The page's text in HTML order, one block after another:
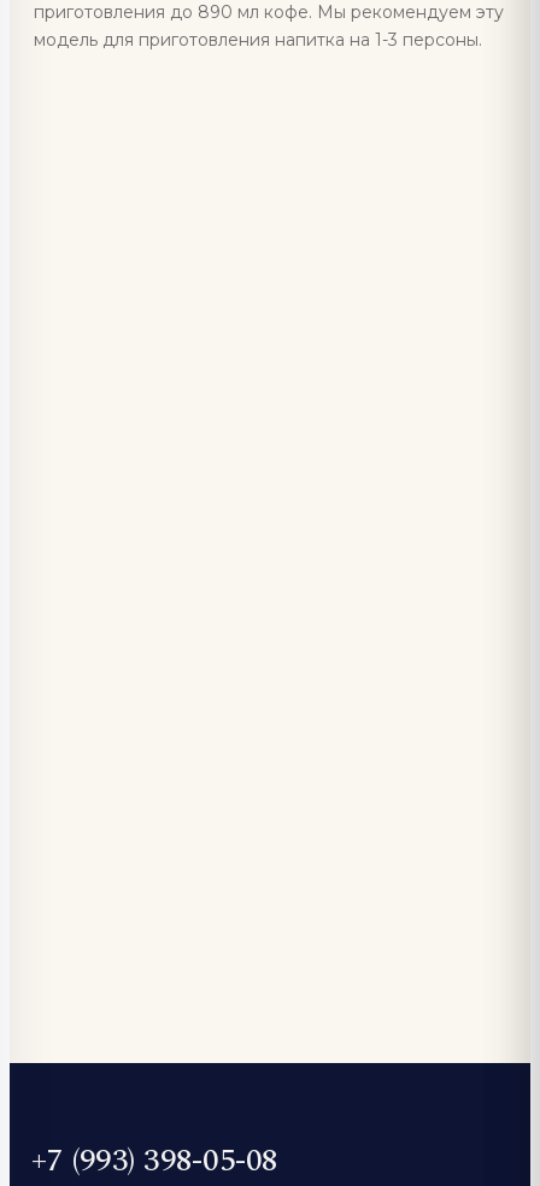
приготовления до 890 мл кофе. Мы рекомендуем эту
модель для приготовления напитка на 1-3 персоны.
+7 (993) 398-05-08